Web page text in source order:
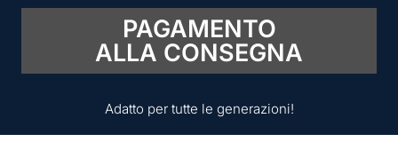
PAGAMENTO
ALLA CONSEGNA
Adatto per tutte le generazioni!